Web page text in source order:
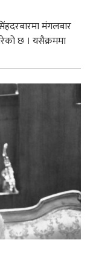
मंगलबार
छ । यसैक्रममा